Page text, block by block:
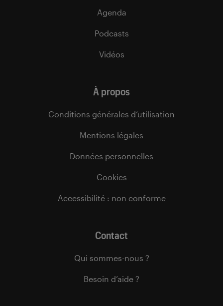
Agenda
Podcasts
Vidéos
À propos
Conditions générales d’utilisation
Mentions légales
Données personnelles
Cookies
Accessibilité : non conforme
Contact
Qui sommes-nous ?
Besoin d’aide ?